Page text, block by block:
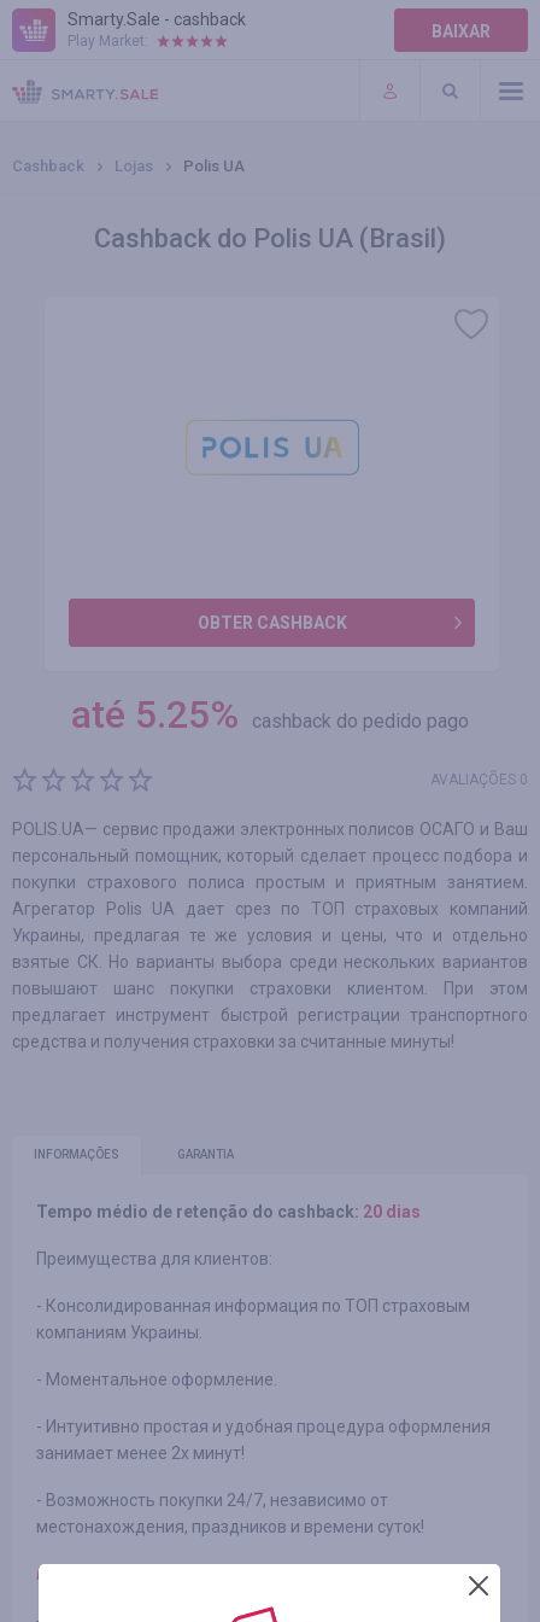
Smarty.Sale - cashback
Play Market: BAIXAR
AJUDA
TERMOS DE USO
Cashback Lojas Polis UA
Cashback do Polis UA (Brasil)
OBTER CASHBACK
até 5.25% cashback do pedido pago
AVALIAÇÕES 0
POLIS.UA— сервис продажи электронных полисов ОСАГО и Ваш
персональный помощник, который сделает процесс подбора и
покупки страхового полиса простым и приятным занятием.
Агрегатор Polis UA дает срез по ТОП страховых компаний
Украины, предлагая те же условия и цены, что и отдельно
взятые СК. Но варианты выбора среди нескольких вариантов
повышают шанс покупки страховки клиентом. При этом
предлагает инструмент быстрой регистрации транспортного
средства и получения страховки за считанные минуты!
INFORMAÇÕES GARANTIA
Tempo médio de retenção do cashback: 20 dias
Преимущества для клиентов:
- Консолидированная информация по ТОП страховым
компаниям Украины.
- Моментальное оформление.
- Интуитивно простая и удобная процедура оформления
занимает менее 2х минут!
- Возможность покупки 24/7, независимо от
местонахождения, праздников и времени суток!
Примечание: